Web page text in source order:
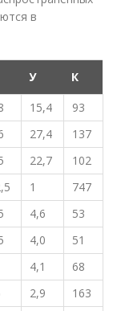
в
У
К
15,4
93
27,4
137
22,7
102
1
747
4,6
53
4,0
51
4,1
68
2,9
163